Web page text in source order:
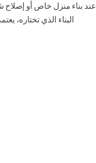
عند بناء منزل خاص أو إصلاح
البناء الذي تختاره،